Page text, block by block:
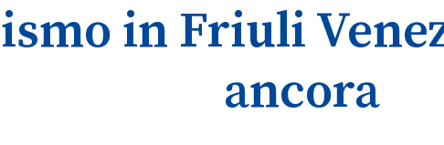
in Friuli
ancora